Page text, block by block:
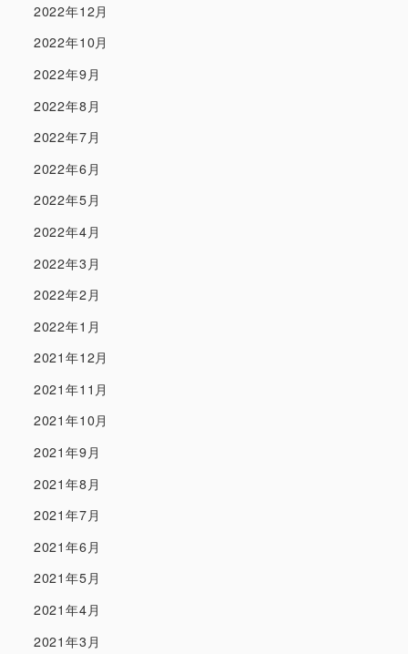
2022年12月
2022年10月
2022年9月
2022年8月
2022年7月
2022年6月
2022年5月
2022年4月
2022年3月
2022年2月
2022年1月
2021年12月
2021年11月
2021年10月
2021年9月
2021年8月
2021年7月
2021年6月
2021年5月
2021年4月
2021年3月